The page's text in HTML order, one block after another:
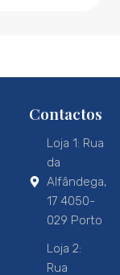
Contactos
Loja 1: Rua
da
Alfândega,
17 4050-
029 Porto
Loja 2:
Rua